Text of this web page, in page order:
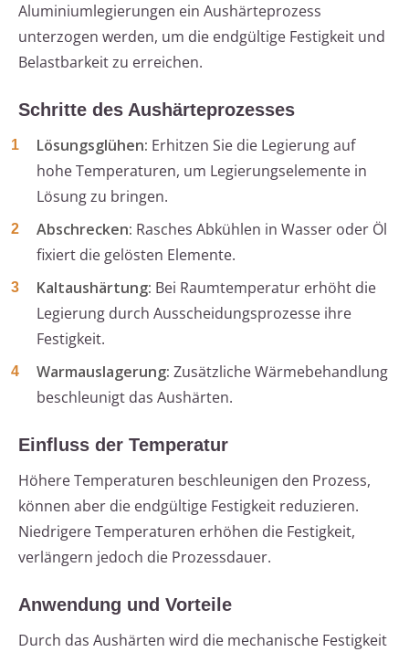
Aluminiumlegierungen ein Aushärteprozess
unterzogen werden, um die endgültige Festigkeit und
Belastbarkeit zu erreichen.
Schritte des Aushärteprozesses
Lösungsglühen: Erhitzen Sie die Legierung auf
hohe Temperaturen, um Legierungselemente in
Lösung zu bringen.
Abschrecken: Rasches Abkühlen in Wasser oder Öl
fixiert die gelösten Elemente.
Kaltaushärtung: Bei Raumtemperatur erhöht die
Legierung durch Ausscheidungsprozesse ihre
Festigkeit.
Warmauslagerung: Zusätzliche Wärmebehandlung
beschleunigt das Aushärten.
Einfluss der Temperatur
Höhere Temperaturen beschleunigen den Prozess,
können aber die endgültige Festigkeit reduzieren.
Niedrigere Temperaturen erhöhen die Festigkeit,
verlängern jedoch die Prozessdauer.
Anwendung und Vorteile
Durch das Aushärten wird die mechanische Festigkeit